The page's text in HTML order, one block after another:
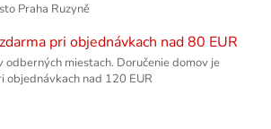
Praha Ruzyně
pri objednávkach nad 80 EUR
odberných miestach. Doručenie domov je
objednávkach nad 120 EUR